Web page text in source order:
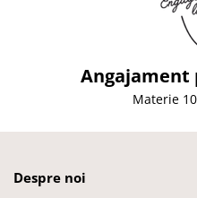
Materie
Despre noi